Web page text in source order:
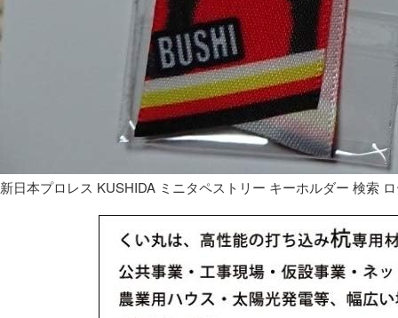
新日本プロレス KUSHIDA ミニタペストリー キーホルダー 検索